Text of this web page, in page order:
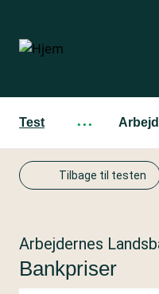
hovedindhold
Test ···
Tilbage til testen
Arbejdernes
Bankpriser